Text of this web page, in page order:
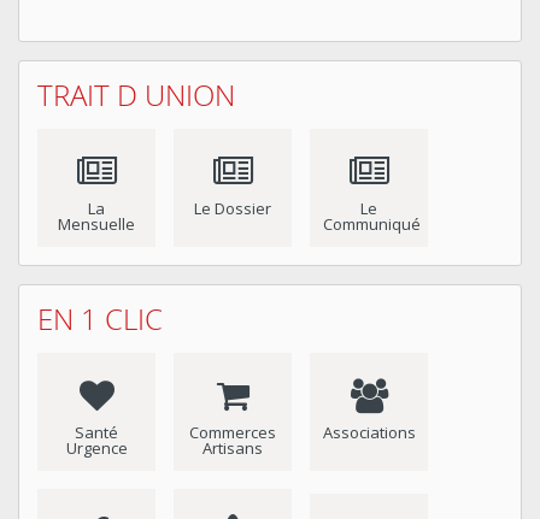
TRAIT D UNION
La
Mensuelle
Le Dossier Le
Communiqué
EN 1 CLIC
Santé
Urgence
Commerces
Artisans
Associations